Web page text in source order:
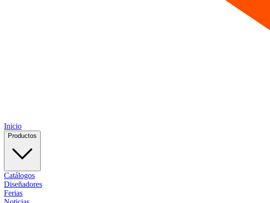
Inicio
Productos
Catálogos
Diseñadores
Ferias